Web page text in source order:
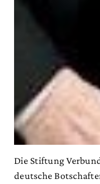
Die Stiftung
deutsche